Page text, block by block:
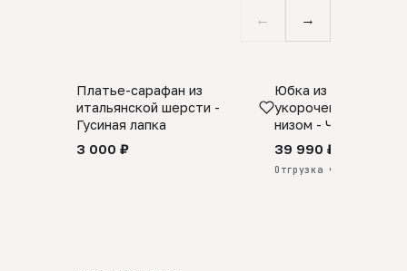
← →
SALE
Платье-сарафан из
итальянской шерсти -
Гусиная лапка
3 000 ₽
ПРЕДЗАКАЗ
Юбка из
укороченная с
низом - Черный
39 990 ₽
Отгрузка через 25 дней